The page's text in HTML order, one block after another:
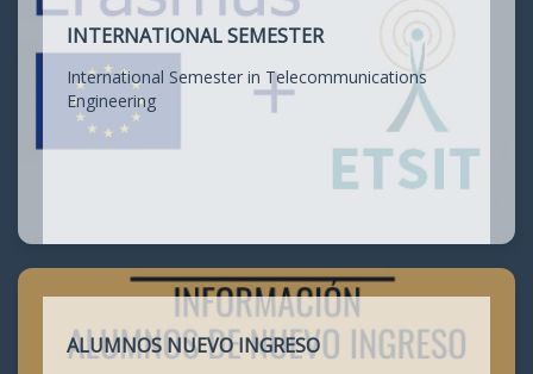
INTERNATIONAL SEMESTER
International Semester in Telecommunications
Engineering
ALUMNOS NUEVO INGRESO